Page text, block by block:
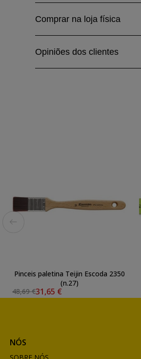
Comprar na loja física
Opiniões dos clientes
Pinceis paletina Teijin Escoda 2350
(n.27)
48,69 €31,65 €
NÓS